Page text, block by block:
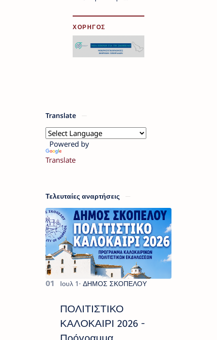
ΧΟΡΗΓΟΣ
Translate
Powered by
Translate
Τελευταίες αναρτήσεις
ΠΟΛΙΤΙΣΤΙΚΟ
ΚΑΛΟΚΑΙΡΙ 2026 -